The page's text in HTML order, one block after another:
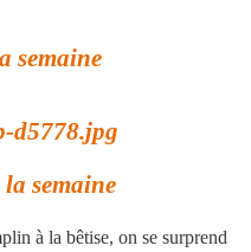
semaine
semaine
à la bêtise, on se surprend